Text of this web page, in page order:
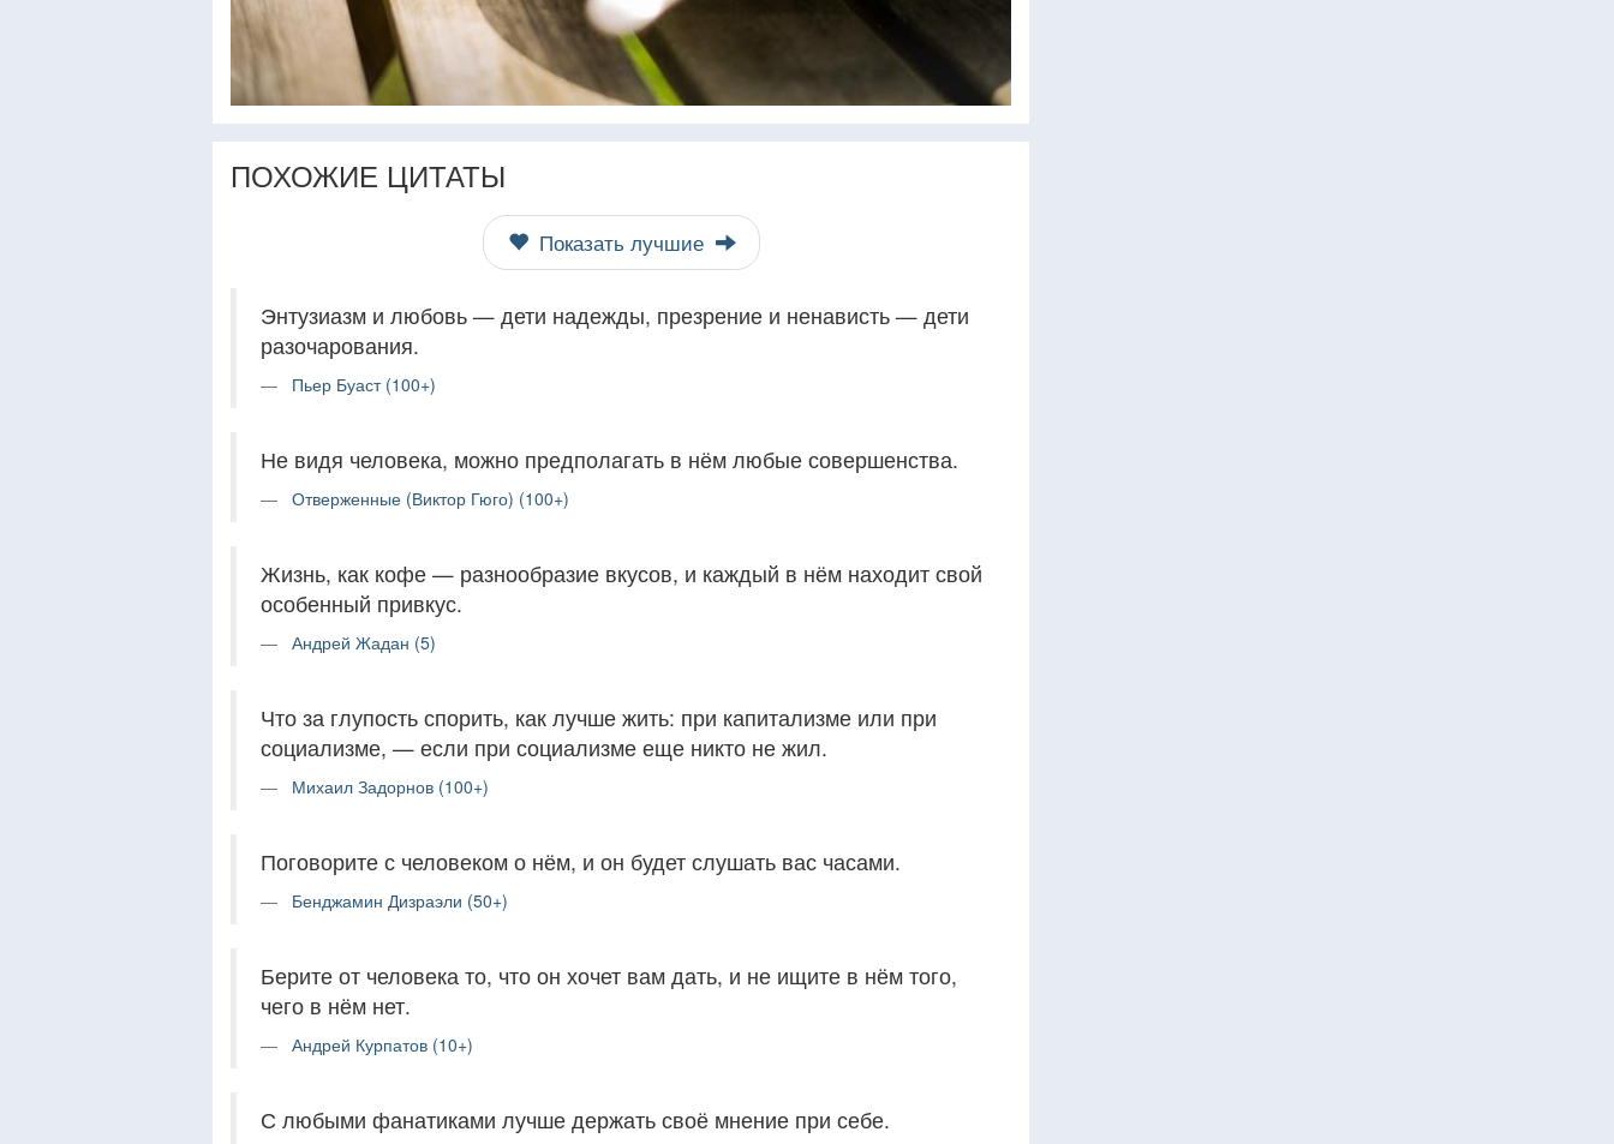
ПОХОЖИЕ ЦИТАТЫ
Показать лучшие
Энтузиазм и любовь — дети надежды, презрение и ненависть — дети
разочарования.
Пьер Буаст (100+)
Не видя человека, можно предполагать в нём любые совершенства.
Отверженные (Виктор Гюго) (100+)
Жизнь, как кофе — разнообразие вкусов, и каждый в нём находит свой
особенный привкус.
Андрей Жадан (5)
Что за глупость спорить, как лучше жить: при капитализме или при
социализме, — если при социализме еще никто не жил.
Михаил Задорнов (100+)
Поговорите с человеком о нём, и он будет слушать вас часами.
Бенджамин Дизраэли (50+)
Берите от человека то, что он хочет вам дать, и не ищите в нём того,
чего в нём нет.
Андрей Курпатов (10+)
С любыми фанатиками лучше держать своё мнение при себе.